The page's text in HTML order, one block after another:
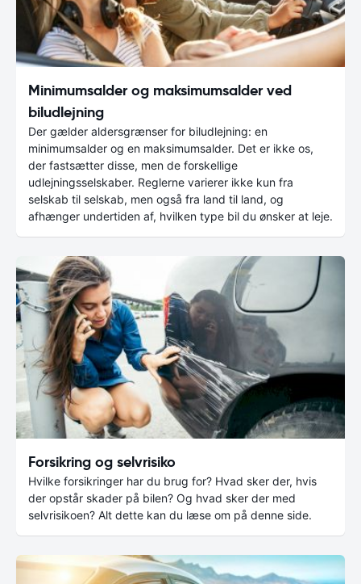
Minimumsalder og maksimumsalder ved
biludlejning
Der gælder aldersgrænser for biludlejning: en
minimumsalder og en maksimumsalder. Det er ikke os,
der fastsætter disse, men de forskellige
udlejningsselskaber. Reglerne varierer ikke kun fra
selskab til selskab, men også fra land til land, og
afhænger undertiden af, hvilken type bil du ønsker at leje.
Forsikring og selvrisiko
Hvilke forsikringer har du brug for? Hvad sker der, hvis
der opstår skader på bilen? Og hvad sker der med
selvrisikoen? Alt dette kan du læse om på denne side.